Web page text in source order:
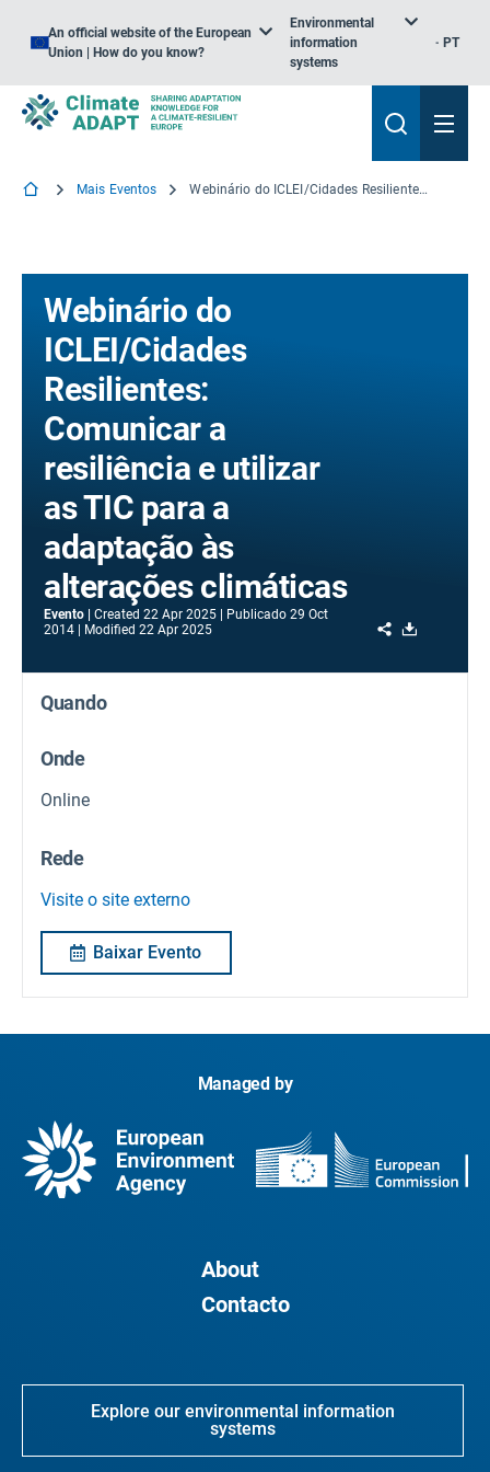
An official website of the European
Union | How do you know?
Environmental
information
systems
PT
Mais Eventos Webinário do ICLEI/Cidades Resilientes: Comunicar a resiliência e utilizar as TIC para a adaptação às alterações climáticas
Webinário do
ICLEI/Cidades
Resilientes:
Comunicar a
resiliência e utilizar
as TIC para a
adaptação às
alterações climáticas
Evento Created 22 Apr 2025 Publicado 29 Oct
2014
Modified 22 Apr 2025 Share
Quando
Onde
Online
Rede
Visite o site externo
Baixar Evento
Managed by
About
Contacto
Explore our environmental information
systems